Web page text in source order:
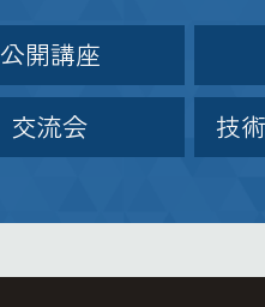
公開講座
交流会 技